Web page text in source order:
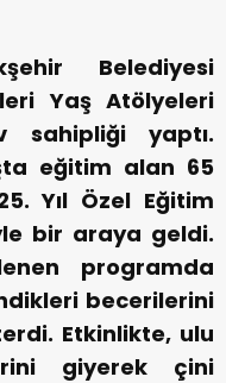
Belediyesi
Yaş Atölyeleri
sahipliği yaptı.
eğitim alan 65
Yıl Özel Eğitim
bir araya geldi.
programda
becerilerini
Etkinlikte, ulu
giyerek çini